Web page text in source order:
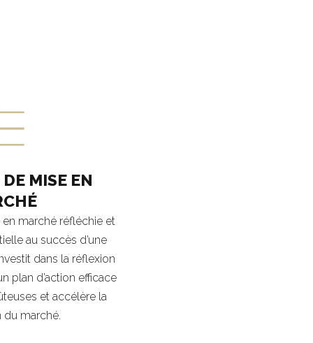
MISE EN
marché réfléchie et
au succès d’une
dans la réflexion
plan d’action efficace
et accélère la
du marché.